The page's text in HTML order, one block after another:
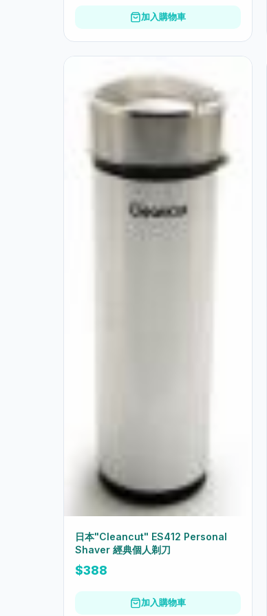
加入購物車
日本"Cleancut" ES412 Personal
Shaver 經典個人剃刀
$388
加入購物車